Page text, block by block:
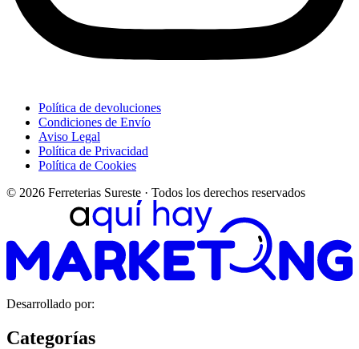
Política de devoluciones
Condiciones de Envío
Aviso Legal
Política de Privacidad
Política de Cookies
© 2026 Ferreterias Sureste · Todos los derechos reservados
Desarrollado por:
Categorías